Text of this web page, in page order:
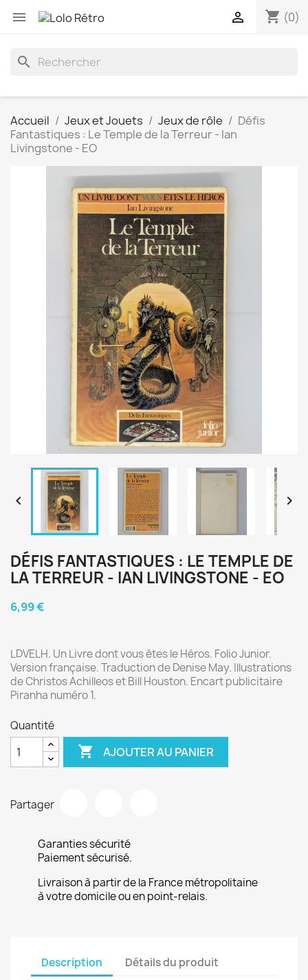
 shopping_cart (0)

search
Accueil Jeux et Jouets Jeux de rôle
Défis
Fantastiques : Le Temple de la Terreur - Ian
Livingstone - EO
 
DÉFIS FANTASTIQUES : LE TEMPLE DE
LA TERREUR - IAN LIVINGSTONE - EO
6,99 €
LDVELH. Un Livre dont vous êtes le Héros. Folio Junior.
Version française. Traduction de Denise May. Illustrations
de Christos Achilleos et Bill Houston. Encart publicitaire
Piranha numéro 1.
Quantité
 AJOUTER AU PANIER
Partager
Garanties sécurité
Paiement sécurisé.
Livraison à partir de la France métropolitaine
à votre domicile ou en point-relais.
Description Détails du produit